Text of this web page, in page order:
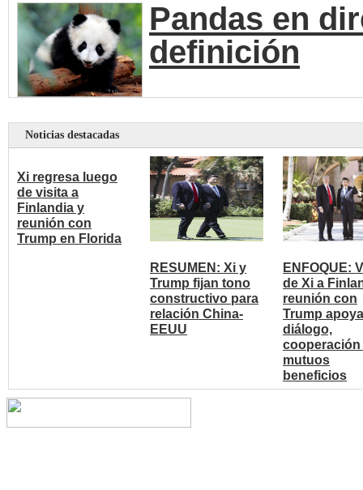
Pandas en
definición
Noticias destacadas
Xi regresa luego
de visita a
Finlandia y
reunión con
Trump en Florida
RESUMEN: Xi y
Trump fijan tono
constructivo para
relación China-
EEUU
ENFOQUE:
de Xi a
reunión con
Trump
diálogo,
cooperación
mutuos
beneficios